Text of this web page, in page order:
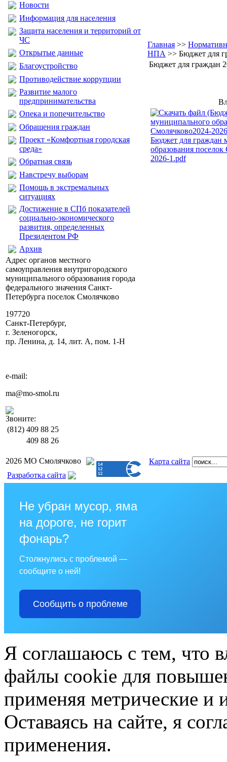
Новости
Информация для населения
Защита населения и территорий от
ЧС
Открытые данные
Благоустройство
Противодействие коррупции
Развитие малого
предпринимательства
Опека и попечительство
Обращения граждан
Проект «Комфортная городская
среда»
Обратная связь
Навстречу выборам
Помощь в экстремальных
ситуациях
Достижение в СПб показателей
социально-экономического
развития, определенных
Президентом РФ
Архив
Адрес органов местного
самоуправления внутригородского
муниципального образования города
федерального значения Санкт-
Петербурга поселок Смолячково
197720
Санкт-Петербург,
г. Зеленогорск,
пр. Ленина, д. 14, лит. А, пом. 1-Н
e-mail:
ma@mo-smol.ru
Звоните:
(812) 409 88 25
409 88 26
Главная >>
НПА >> Бюджет для
Бюджет для граждан
Бюджет для граждан
образования
2026-1.pdf
2026 МО Смолячково
Карта сайта
Разработка сайта
Не убран мусор, яма
на дороге, не горит
фонарь?
Столкнулись с проблемой —
сообщите о ней!
Сообщить о проблеме
Я соглашаюсь с тем, что
файлы cookie для
применяя метрические и
Оставаясь на сайте, я
применения.